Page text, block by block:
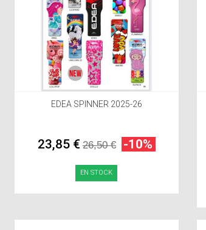
EDEA SPINNER 2025-26
23,85 € 26,50 € -10%
EN STOCK